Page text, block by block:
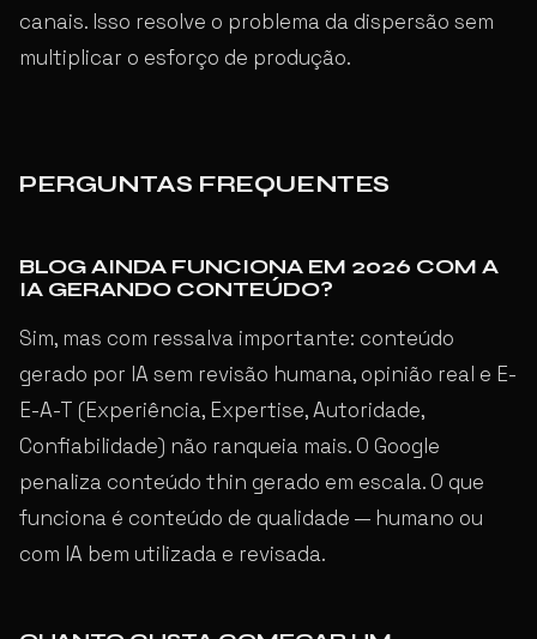
canais. Isso resolve o problema da dispersão sem
multiplicar o esforço de produção.
PERGUNTAS FREQUENTES
BLOG AINDA FUNCIONA EM 2026 COM A
IA GERANDO CONTEÚDO?
Sim, mas com ressalva importante: conteúdo
gerado por IA sem revisão humana, opinião real e E-
E-A-T (Experiência, Expertise, Autoridade,
Confiabilidade) não ranqueia mais. O Google
penaliza conteúdo thin gerado em escala. O que
funciona é conteúdo de qualidade — humano ou
com IA bem utilizada e revisada.